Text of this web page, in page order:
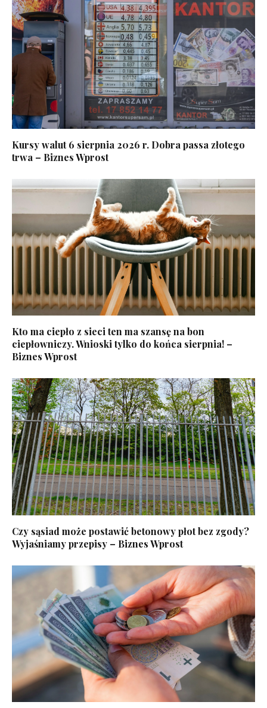
Kursy walut 6 sierpnia 2026 r. Dobra passa złotego
trwa – Biznes Wprost
Kto ma ciepło z sieci ten ma szansę na bon
ciepłowniczy. Wnioski tylko do końca sierpnia! –
Biznes Wprost
Czy sąsiad może postawić betonowy płot bez zgody?
Wyjaśniamy przepisy – Biznes Wprost